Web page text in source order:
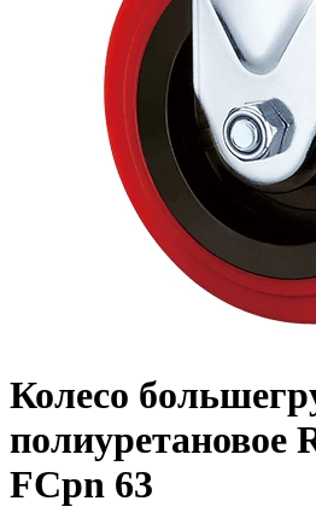
Колесо
полиуретановое
FCpn 63